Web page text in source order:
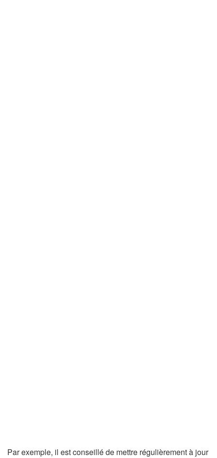
Par exemple, il est conseillé de mettre régulièrement à jour